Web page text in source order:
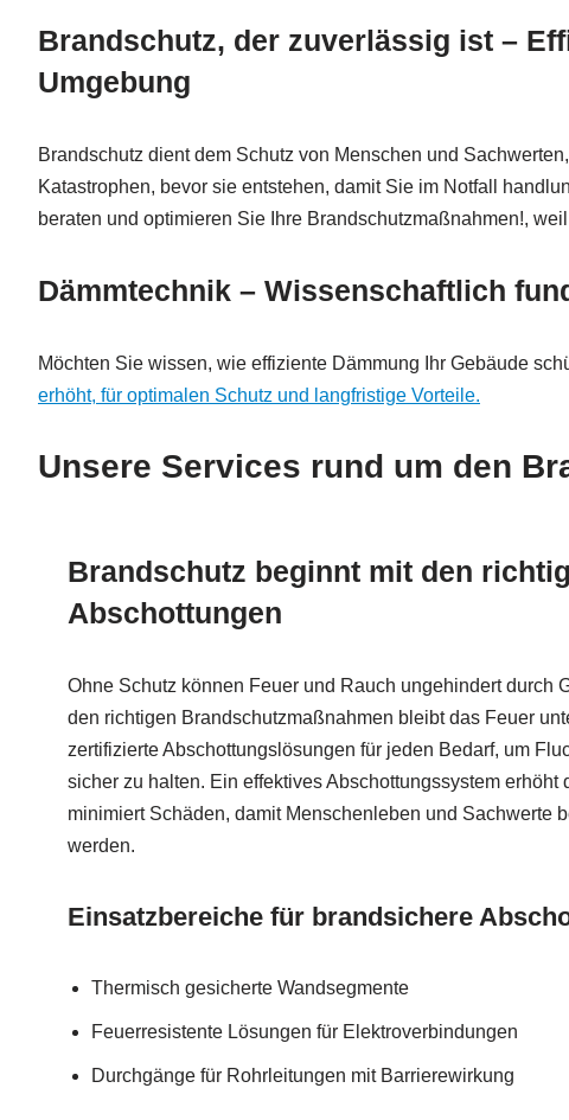
Brandschutz, der zuverlässig ist –
Umgebung
Brandschutz dient dem Schutz von Menschen und
Katastrophen, bevor sie entstehen, damit Sie im Notfall
beraten und optimieren Sie Ihre Brandschutzmaßnahmen!,
Dämmtechnik – Wissenschaftlich
Möchten Sie wissen, wie effiziente Dämmung Ihr Gebäude
erhöht, für optimalen Schutz und langfristige Vorteile.
Unsere Services rund um den
Brandschutz beginnt mit den
Abschottungen
Ohne Schutz können Feuer und Rauch ungehindert durch
den richtigen Brandschutzmaßnahmen bleibt das Feuer
zertifizierte Abschottungslösungen für jeden Bedarf, um
sicher zu halten. Ein effektives Abschottungssystem erhöht
minimiert Schäden, damit Menschenleben und Sachwerte
werden.
Einsatzbereiche für brandsichere
Thermisch gesicherte Wandsegmente
Feuerresistente Lösungen für Elektroverbindungen
Durchgänge für Rohrleitungen mit Barrierewirkung